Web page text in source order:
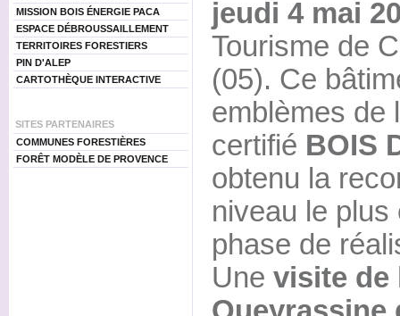
MISSION BOIS ÉNERGIE PACA
ESPACE DÉBROUSSAILLEMENT
TERRITOIRES FORESTIERS
PIN D'ALEP
CARTOTHÈQUE INTERACTIVE
SITES PARTENAIRES
COMMUNES FORESTIÈRES
FORÊT MODÈLE DE PROVENCE
jeudi 4 mai
Tourisme de
(05). Ce
emblèmes de
certifié BOIS
obtenu la
niveau le plus
phase de
Une visite de